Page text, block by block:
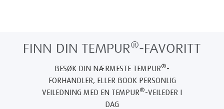
FINN DIN TEMPUR®-FAVORITT
BESØK DIN NÆRMESTE TEMPUR®-
FORHANDLER, ELLER BOOK PERSONLIG
VEILEDNING MED EN TEMPUR®-VEILEDER I
DAG